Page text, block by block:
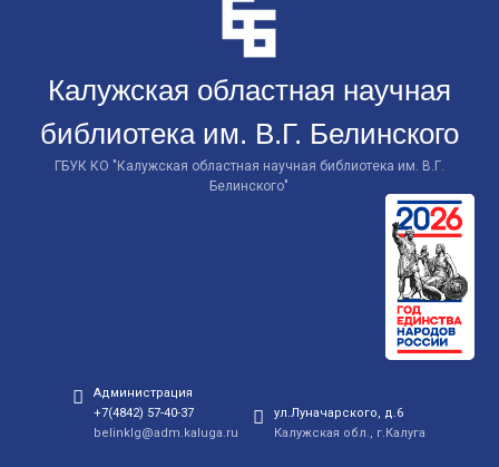
Калужская областная научная
библиотека им. В.Г. Белинского
ГБУК КО "Калужская областная научная библиотека им. В.Г.
Белинского"
Администрация
+7(4842) 57-40-37
belinklg@adm.kaluga.ru
ул.Луначарского, д.6
Калужская обл., г.Калуга